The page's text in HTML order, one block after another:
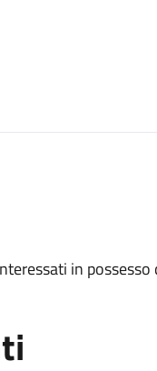
in